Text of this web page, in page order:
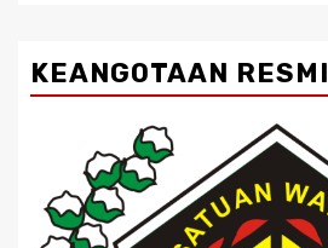
KEANGOTAAN RESMI